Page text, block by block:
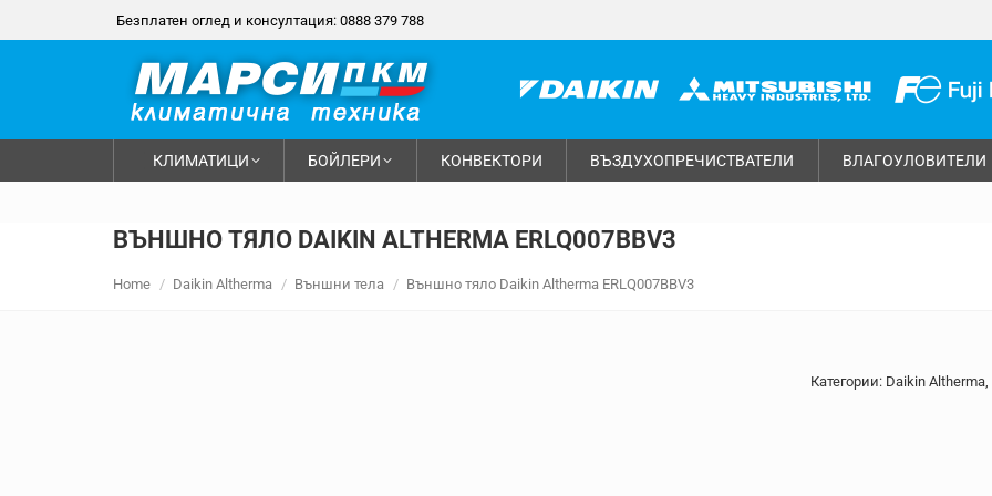
Безплатен оглед и консултация: 0888 379 788
КЛИМАТИЦИ БОЙЛЕРИ КОНВЕКТОРИ ВЪЗДУХОПРЕЧИСТВАТЕЛИ ВЛАГОУЛОВИТЕЛИ
ВЪНШНО ТЯЛО DAIKIN ALTHERMA ERLQ007BBV3
Home Daikin Altherma Външни тела Външно тяло Daikin Altherma ERLQ007BBV3
Категории: Daikin Altherma,